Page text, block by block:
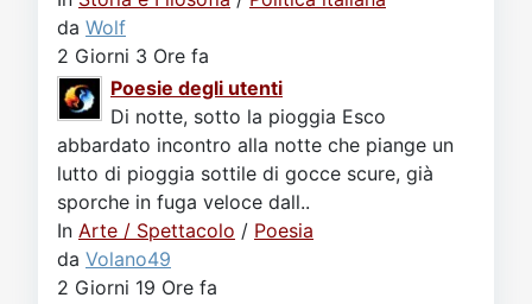
da Wolf
2 Giorni 3 Ore fa
Poesie degli utenti
Di notte, sotto la pioggia Esco
abbardato incontro alla notte che piange un
lutto di pioggia sottile di gocce scure, già
sporche in fuga veloce dall..
In Arte / Spettacolo / Poesia
da Volano49
2 Giorni 19 Ore fa